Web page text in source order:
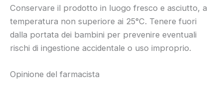
Conservare il prodotto in luogo fresco e asciutto, a
temperatura non superiore ai 25°C. Tenere fuori
dalla portata dei bambini per prevenire eventuali
rischi di ingestione accidentale o uso improprio.
Opinione del farmacista